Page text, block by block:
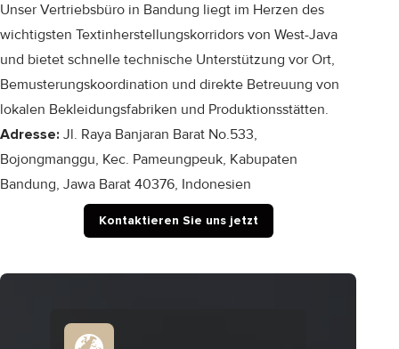
Unser Vertriebsbüro in Bandung liegt im Herzen des
wichtigsten Textinherstellungskorridors von West-Java
und bietet schnelle technische Unterstützung vor Ort,
Bemusterungskoordination und direkte Betreuung von
lokalen Bekleidungsfabriken und Produktionsstätten.
Adresse: Jl. Raya Banjaran Barat No.533,
Bojongmanggu, Kec. Pameungpeuk, Kabupaten
Bandung, Jawa Barat 40376, Indonesien
Kontaktieren Sie uns jetzt